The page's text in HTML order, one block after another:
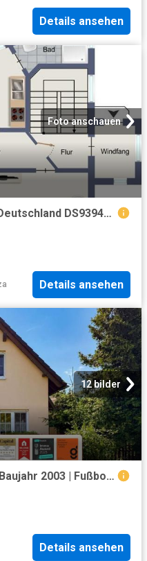
Details ansehen
Foto anschauen
Zu Verkaufen Haus Dahlen Deutschland DS93948445
Details ansehen
12 bilder
Idyllisch und ruhig wohnen | Baujahr 2003 | Fußbodenheizung | Pool | Toller Garten
Details ansehen